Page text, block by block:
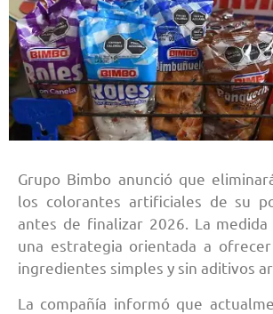
Grupo Bimbo anunció que
los colorantes artificiales de su
antes de finalizar 2026. La medida
una estrategia orientada a
ingredientes simples y sin aditivos
La compañía informó que